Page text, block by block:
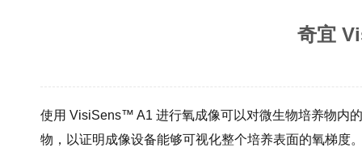
奇宜
使用 VisiSens™ A1 进行氧成像可以对微生物培养物内
物，以证明成像设备能够可视化整个培养表面的氧梯度